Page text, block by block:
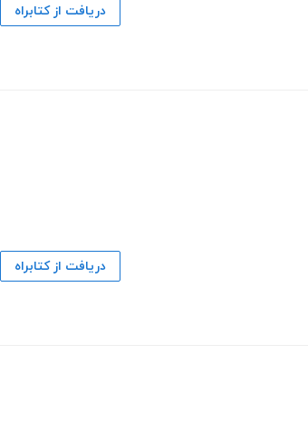
دریافت از کتابراه
دریافت از کتابراه